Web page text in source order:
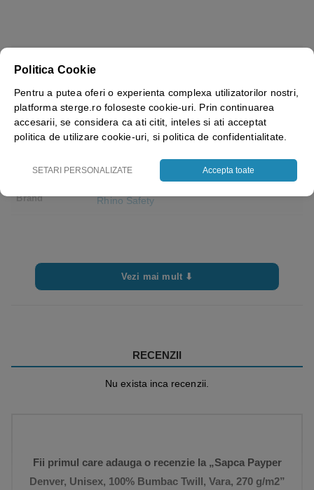
Marime Universal
Sex Unisex
material
Brand Rhino Safety
Vezi mai mult ⬇
RECENZII
Nu exista inca recenzii.
Fii primul care adauga o recenzie la „Sapca Payper
Denver, Unisex, 100% Bumbac Twill, Vara, 270 g/m2”
Politica Cookie
Pentru a putea oferi o experienta complexa utilizatorilor nostri,
platforma sterge.ro foloseste cookie-uri. Prin continuarea
accesarii, se considera ca ati citit, inteles si ati acceptat
politica de utilizare cookie-uri, si politica de confidentialitate.
SETARI PERSONALIZATE Accepta toate